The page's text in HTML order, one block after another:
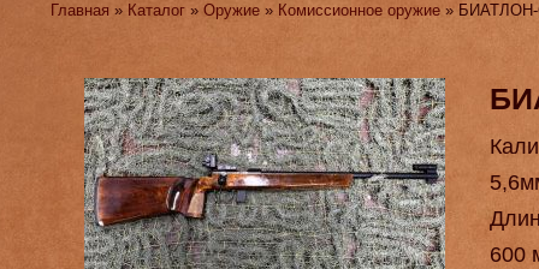
Главная » Каталог »Оружие » Комиссионное оружие » БИАТЛОН-
600